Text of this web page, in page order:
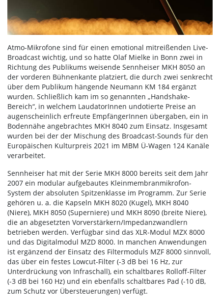
Atmo-Mikrofone sind für einen emotional mitreißenden Live-
Broadcast wichtig, und so hatte Olaf Mielke in Bonn zwei in
Richtung des Publikums weisende Sennheiser MKH 8050 an
der vorderen Bühnenkante platziert, die durch zwei senkrecht
über dem Publikum hängende Neumann KM 184 ergänzt
wurden. Schließlich kam im so genannten „Handshake-
Bereich“, in welchem LaudatorInnen undotierte Preise an
augenscheinlich erfreute EmpfängerInnen übergaben, ein in
Bodennähe angebrachtes MKH 8040 zum Einsatz. Insgesamt
wurden bei der der Mischung des Broadcast-Sounds für den
Europäischen Kulturpreis 2021 im MBM Ü-Wagen 124 Kanäle
verarbeitet.
Sennheiser hat mit der Serie MKH 8000 bereits seit dem Jahr
2007 ein modular aufgebautes Kleinmembranmikrofon-
System der absoluten Spitzenklasse im Programm. Zur Serie
gehören u. a. die Kapseln MKH 8020 (Kugel), MKH 8040
(Niere), MKH 8050 (Superniere) und MKH 8090 (breite Niere),
die an abgesetzten Vorverstärkern/Impedanzwandlern
betrieben werden. Verfügbar sind das XLR-Modul MZX 8000
und das Digitalmodul MZD 8000. In manchen Anwendungen
ist ergänzend der Einsatz des Filtermoduls MZF 8000 sinnvoll,
das über ein festes Lowcut-Filter (-3 dB bei 16 Hz, zur
Unterdrückung von Infraschall), ein schaltbares Rolloff-Filter
(-3 dB bei 160 Hz) und ein ebenfalls schaltbares Pad (-10 dB,
zum Schutz vor Übersteuerungen) verfügt.